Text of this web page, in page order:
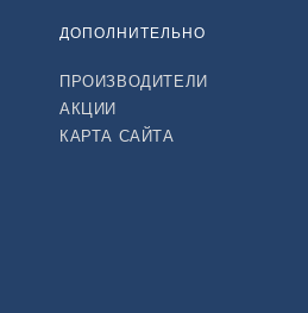
ДОПОЛНИТЕЛЬНО
ПРОИЗВОДИТЕЛИ
АКЦИИ
КАРТА САЙТА